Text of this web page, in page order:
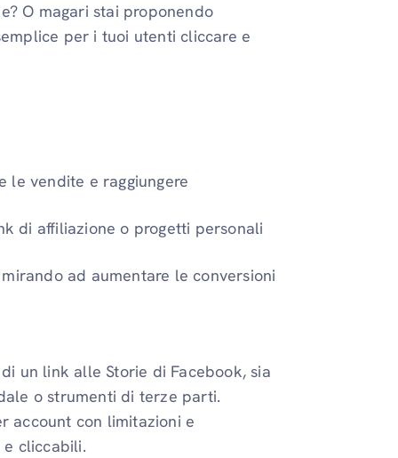
O magari stai proponendo
per i tuoi utenti cliccare e
le vendite e raggiungere
di affiliazione o progetti personali
ad aumentare le conversioni
un link alle Storie di Facebook, sia
o strumenti di terze parti.
account con limitazioni e
cliccabili.